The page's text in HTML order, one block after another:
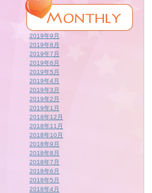
2019年9月
2019年8月
2019年7月
2019年6月
2019年5月
2019年4月
2019年3月
2019年2月
2019年1月
2018年12月
2018年11月
2018年10月
2018年9月
2018年8月
2018年7月
2018年6月
2018年5月
2018年4月